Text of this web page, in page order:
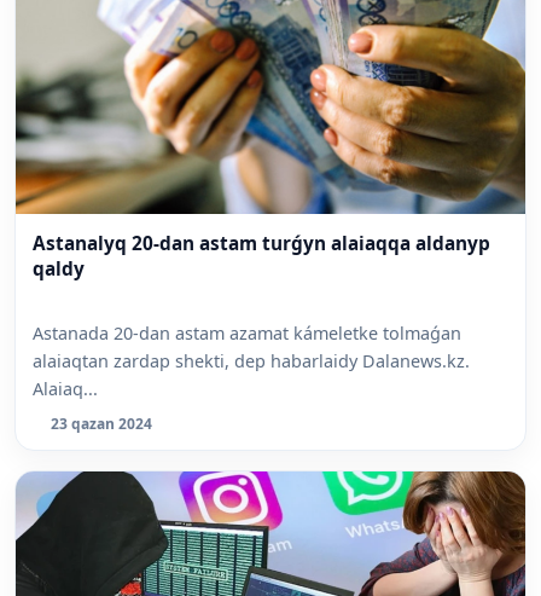
Astanalyq 20-dan astam turǵyn alaiaqqa aldanyp
qaldy
Astanada 20-dan astam azamat kámeletke tolmaǵan
alaiaqtan zardap shekti, dep habarlaidy Dalanews.kz.
Alaiaq...
23 qazan 2024